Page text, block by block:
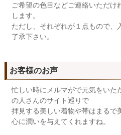
ご希望の色目などご連絡いただけ
します。
ただし、それぞれが１点もので、
了承下さい。
お客様のお声
忙しい時にメルマがで元気をいた
の人さんのサイト巡りで
拝見する美しい着物や帯はまるで
心に潤いを与えてくれますね。